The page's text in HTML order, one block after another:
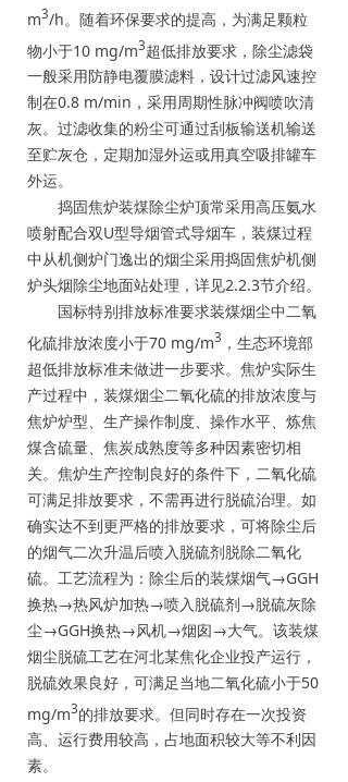
m3/h。随着环保要求的提高，为满足颗粒
物小于10 mg/m3超低排放要求，除尘滤袋
一般采用防静电覆膜滤料，设计过滤风速控
制在0.8 m/min，采用周期性脉冲阀喷吹清
灰。过滤收集的粉尘可通过刮板输送机输送
至贮灰仓，定期加湿外运或用真空吸排罐车
外运。
捣固焦炉装煤除尘炉顶常采用高压氨水
喷射配合双U型导烟管式导烟车，装煤过程
中从机侧炉门逸出的烟尘采用捣固焦炉机侧
炉头烟除尘地面站处理，详见2.2.3节介绍。
国标特别排放标准要求装煤烟尘中二氧
化硫排放浓度小于70 mg/m3 ，生态环境部
超低排放标准未做进一步要求。焦炉实际生
产过程中，装煤烟尘二氧化硫的排放浓度与
焦炉炉型、生产操作制度、操作水平、炼焦
煤含硫量、焦炭成熟度等多种因素密切相
关。焦炉生产控制良好的条件下，二氧化硫
可满足排放要求，不需再进行脱硫治理。如
确实达不到更严格的排放要求，可将除尘后
的烟气二次升温后喷入脱硫剂脱除二氧化
硫。工艺流程为：除尘后的装煤烟气→GGH
换热→热风炉加热→喷入脱硫剂→脱硫灰除
尘→GGH换热→风机→烟囱→大气。该装煤
烟尘脱硫工艺在河北某焦化企业投产运行，
脱硫效果良好，可满足当地二氧化硫小于50
mg/m3的排放要求。但同时存在一次投资
高、运行费用较高，占地面积较大等不利因
素。